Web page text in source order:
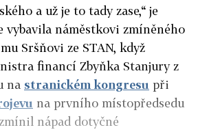
a už je to tady zase,“ je
vybavila náměstkovi zmíněného
Sršňovi ze STAN, když
financí Zbyňka Stanjury z
na stranickém kongresu při
na prvního místopředsedu
nápad dotyčné